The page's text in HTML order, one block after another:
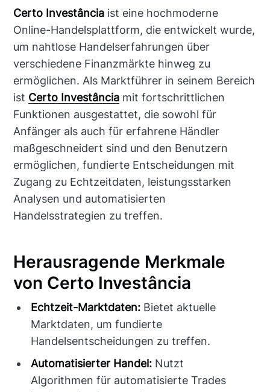
Certo Investância ist eine hochmoderne
Online-Handelsplattform, die entwickelt wurde,
um nahtlose Handelserfahrungen über
verschiedene Finanzmärkte hinweg zu
ermöglichen. Als Marktführer in seinem Bereich
ist Certo Investância mit fortschrittlichen
Funktionen ausgestattet, die sowohl für
Anfänger als auch für erfahrene Händler
maßgeschneidert sind und den Benutzern
ermöglichen, fundierte Entscheidungen mit
Zugang zu Echtzeitdaten, leistungsstarken
Analysen und automatisierten
Handelsstrategien zu treffen.
Herausragende Merkmale
von Certo Investância
Echtzeit-Marktdaten: Bietet aktuelle
Marktdaten, um fundierte
Handelsentscheidungen zu treffen.
Automatisierter Handel: Nutzt
Algorithmen für automatisierte Trades